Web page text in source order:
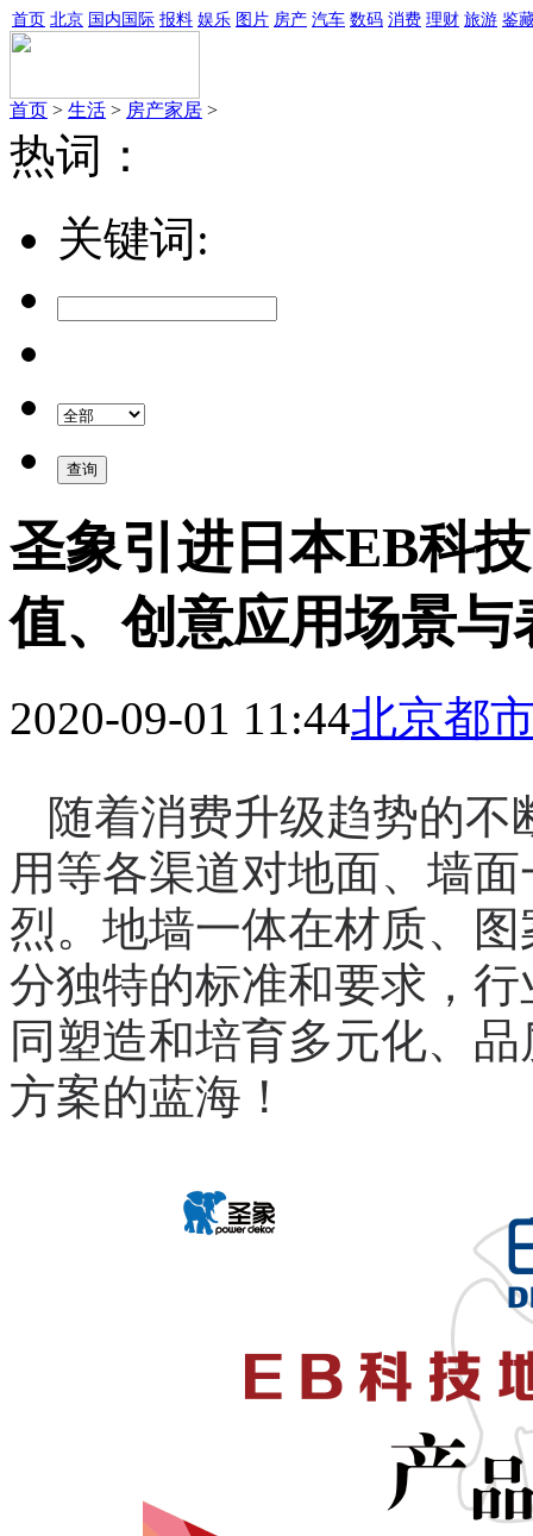
首页 北京 国内国际 报料 娱乐 图片 房产 汽车 数码 消费 理财 旅游 鉴
首页 > 生活 > 房产家居 >
热词：
关键词:
圣象引进日本EB科
值、创意应用场景与
2020-09-01 11:44北京都
随着消费升级趋势的
用等各渠道对地面、墙
烈。地墙一体在材质、
分独特的标准和要求，
同塑造和培育多元化、
方案的蓝海！